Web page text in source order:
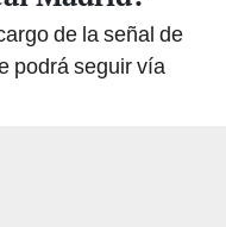
de la señal de
podrá seguir vía